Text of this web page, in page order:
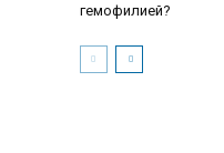
гемофилией?